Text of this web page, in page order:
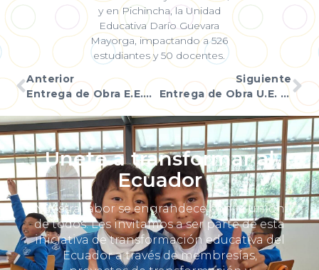
y en Pichincha, la Unidad
Educativa Darío Guevara
Mayorga, impactando a 526
estudiantes y 50 docentes.
Anterior
Entrega de Obra E.E.B.F. Manuel Matheus
Siguiente
Entrega de Obra U.E. León Febres Cordero
Únete a transformar al
Ecuador
Nuestra labor se engrandece con la unión
de todos. Les invitamos a ser parte de esta
iniciativa de transformación educativa del
Ecuador a través de membresías,